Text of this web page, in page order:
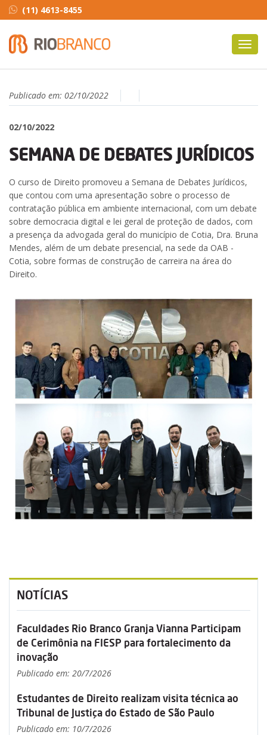
(11) 4613-8455
Publicado em: 02/10/2022
02/10/2022
SEMANA DE DEBATES JURÍDICOS
O curso de Direito promoveu a Semana de Debates Jurídicos,
que contou com uma apresentação sobre o processo de
contratação pública em ambiente internacional, com um debate
sobre democracia digital e lei geral de proteção de dados, com
a presença da advogada geral do município de Cotia, Dra. Bruna
Mendes, além de um debate presencial, na sede da OAB -
Cotia, sobre formas de construção de carreira na área do
Direito.
NOTÍCIAS
Faculdades Rio Branco Granja Vianna Participam
de Cerimônia na FIESP para fortalecimento da
inovação
Publicado em: 20/7/2026
Estudantes de Direito realizam visita técnica ao
Tribunal de Justiça do Estado de São Paulo
Publicado em: 10/7/2026